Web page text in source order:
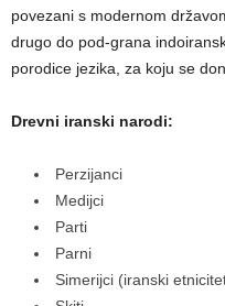
povezani s modernom
drugo do pod-grana
porodice jezika, za koju se
Drevni iranski narodi:
Perzijanci
Medijci
Parti
Parni
Simerijci (iranski